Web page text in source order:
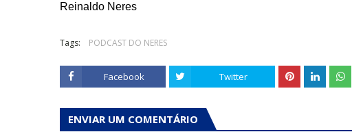
Reinaldo Neres
Tags: PODCAST DO NERES
Facebook Twitter
ENVIAR UM COMENTÁRIO